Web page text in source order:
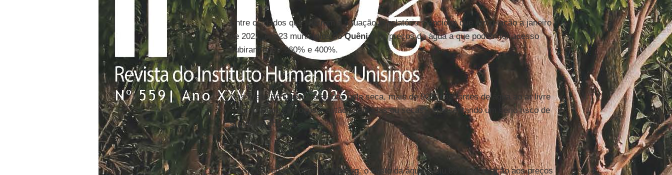
Entre os dados que ilustram a situação, o relatório menciona que em relação a janeiro
de 2021, em 23 municípios doQuênia, os preços da água a que podem ter acesso
subiram entre 260% e 400%.
Nas áreas doQuêniaafetadas pela seca, mais de 90% das fontes de água ao ar livre
– como lagoas e poços – estão esgotadas ou secas, representando um sério risco de
surtos de doenças.
No sul da região somali de Mudug, o custo da água subiu 85% em relação aos preços